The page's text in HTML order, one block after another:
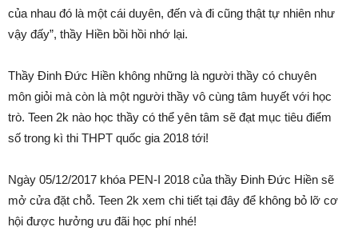
của nhau đó là một cái duyên, đến và đi cũng thật tự nhiên như
vậy đấy”, thầy Hiền bồi hồi nhớ lại.
Thầy Đinh Đức Hiền không những là người thầy có chuyên
môn giỏi mà còn là một người thầy vô cùng tâm huyết với học
trò. Teen 2k nào học thầy có thể yên tâm sẽ đạt mục tiêu điểm
số trong kì thi THPT quốc gia 2018 tới!
Ngày 05/12/2017 khóa PEN-I 2018 của thầy Đinh Đức Hiền sẽ
mở cửa đặt chỗ. Teen 2k xem chi tiết tại đây để không bỏ lỡ cơ
hội được hưởng ưu đãi học phí nhé!